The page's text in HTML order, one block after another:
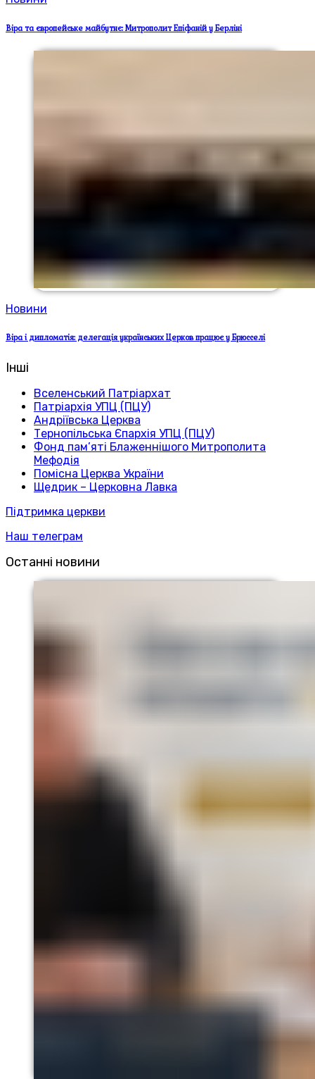
Віра та європейське майбутнє: Митрополит Епіфаній у Берліні
Новини
Віра і дипломатія: делегація українських Церков працює у Брюсселі
Інші
Вселенський Патріархат
Патріархія УПЦ (ПЦУ)
Андріївська Церква
Тернопільська Єпархія УПЦ (ПЦУ)
Фонд пам’яті Блаженнішого Митрополита
Мефодія
Помісна Церква України
Щедрик – Церковна Лавка
Підтримка церкви
Наш телеграм
Останні новини